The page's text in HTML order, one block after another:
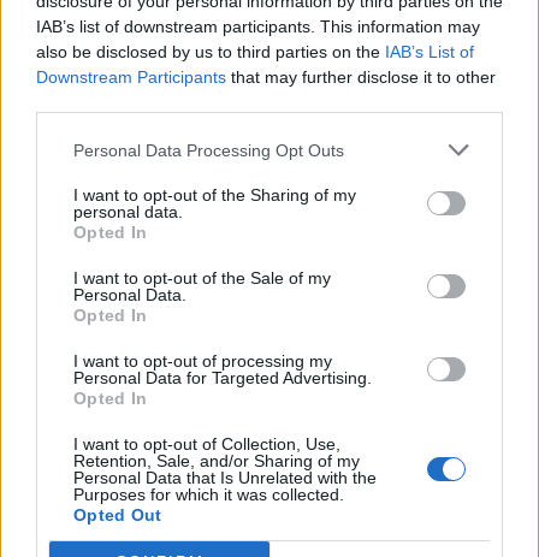
IAB’s list of downstream participants. This information may
also be disclosed by us to third parties on the IAB’s List of
Downstream Participants that may further disclose it to other
Personal Data Processing Opt Outs
I want to opt-out of the Sharing of my
personal data.
Opted In
I want to opt-out of the Sale of my
Personal Data.
Opted In
I want to opt-out of processing my
Personal Data for Targeted Advertising.
Opted In
I want to opt-out of Collection, Use,
Retention, Sale, and/or Sharing of my
Personal Data that Is Unrelated with the
Purposes for which it was collected.
Opted Out